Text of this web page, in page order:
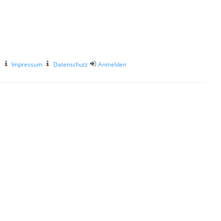
Impressum Datenschutz Anmelden